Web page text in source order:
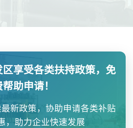
享受各类扶持政策，免
助申请！
新政策，协助申请各类补贴
，助力企业快速发展